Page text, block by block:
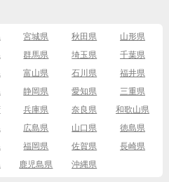
宮城県 秋田県
山形県
群馬県 埼玉県
千葉県
富山県 石川県
福井県
静岡県 愛知県
三重県
兵庫県 奈良県
和歌山県
広島県 山口県
徳島県
福岡県 佐賀県
長崎県
鹿児島県 沖縄県